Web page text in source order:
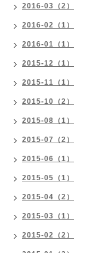
2016-03（2）
2016-02（1）
2016-01（1）
2015-12（1）
2015-11（1）
2015-10（2）
2015-08（1）
2015-07（2）
2015-06（1）
2015-05（1）
2015-04（2）
2015-03（1）
2015-02（2）